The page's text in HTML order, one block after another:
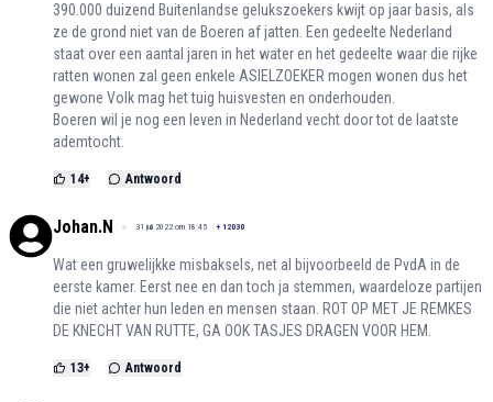
390.000 duizend Buitenlandse gelukszoekers kwijt op jaar basis, als
ze de grond niet van de Boeren af jatten. Een gedeelte Nederland
staat over een aantal jaren in het water en het gedeelte waar die rijke
ratten wonen zal geen enkele ASIELZOEKER mogen wonen dus het
gewone Volk mag het tuig huisvesten en onderhouden.
Boeren wil je nog een leven in Nederland vecht door tot de laatste
ademtocht.
14+ Antwoord
Johan.N 31 juli 2022 om 18:45 + 12030
Wat een gruwelijkke misbaksels, net al bijvoorbeeld de PvdA in de
eerste kamer. Eerst nee en dan toch ja stemmen, waardeloze partijen
die niet achter hun leden en mensen staan. ROT OP MET JE REMKES
DE KNECHT VAN RUTTE, GA OOK TASJES DRAGEN VOOR HEM.
13+ Antwoord